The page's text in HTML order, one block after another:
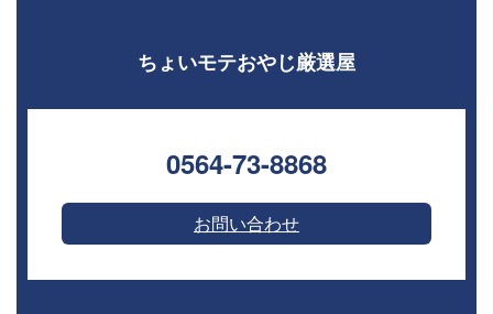
ちょいモテおやじ厳選屋
0564-73-8868⁣
お問い合わせ